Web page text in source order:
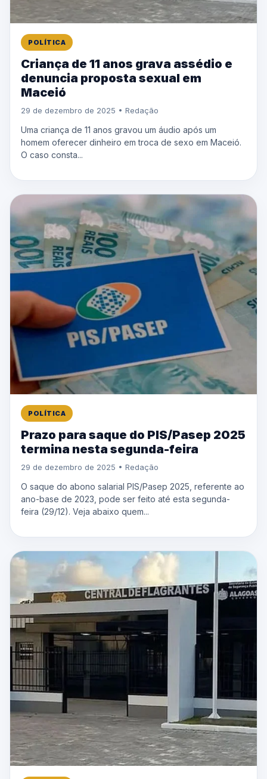
POLÍTICA
Criança de 11 anos grava assédio e
denuncia proposta sexual em
Maceió
29 de dezembro de 2025 • Redação
Uma criança de 11 anos gravou um áudio após um
homem oferecer dinheiro em troca de sexo em Maceió.
O caso consta...
POLÍTICA
Prazo para saque do PIS/Pasep 2025
termina nesta segunda-feira
29 de dezembro de 2025 • Redação
O saque do abono salarial PIS/Pasep 2025, referente ao
ano-base de 2023, pode ser feito até esta segunda-
feira (29/12). Veja abaixo quem...